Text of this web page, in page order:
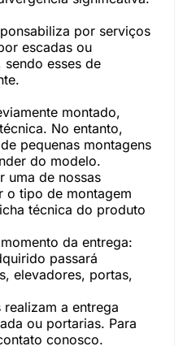
por serviços
escadas ou
esses de
montado,
No entanto,
pequenas montagens
do modelo.
uma de nossas
o tipo de montagem
técnica do produto
da entrega:
passará
elevadores, portas,
a entrega
ou portarias. Para
conosco.